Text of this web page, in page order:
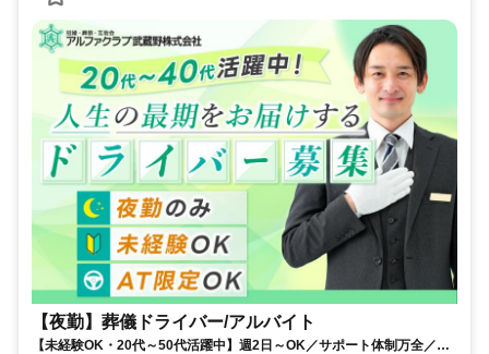
【夜勤】葬儀ドライバー/アルバイト
【未経験OK・20代～50代活躍中】週2日～OK／サポート体制万全／扶